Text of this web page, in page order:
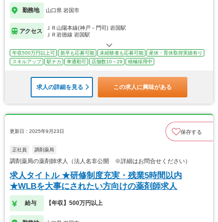
勤務地 山口県 岩国市
アクセス
ＪＲ山陽本線(神戸－門司) 岩国駅
ＪＲ岩徳線 岩国駅
年収500万円以上可 新卒も応募可能 未経験者も応募可能
産休・育休取得実績有り
スキルアップ
駅チカ 車通勤可 店舗数10～29 積極採用中
求人の詳細を見る この求人に興味がある
更新日：2025年9月23日 保存する
正社員 調剤薬局
調剤薬局の薬剤師求人（法人名非公開 ※詳細はお問合せください）
求人タイトル ★研修制度充実・残業5時間以内
★WLBを大事にされたい方向けの薬剤師求人
給与 【年収】500万円以上